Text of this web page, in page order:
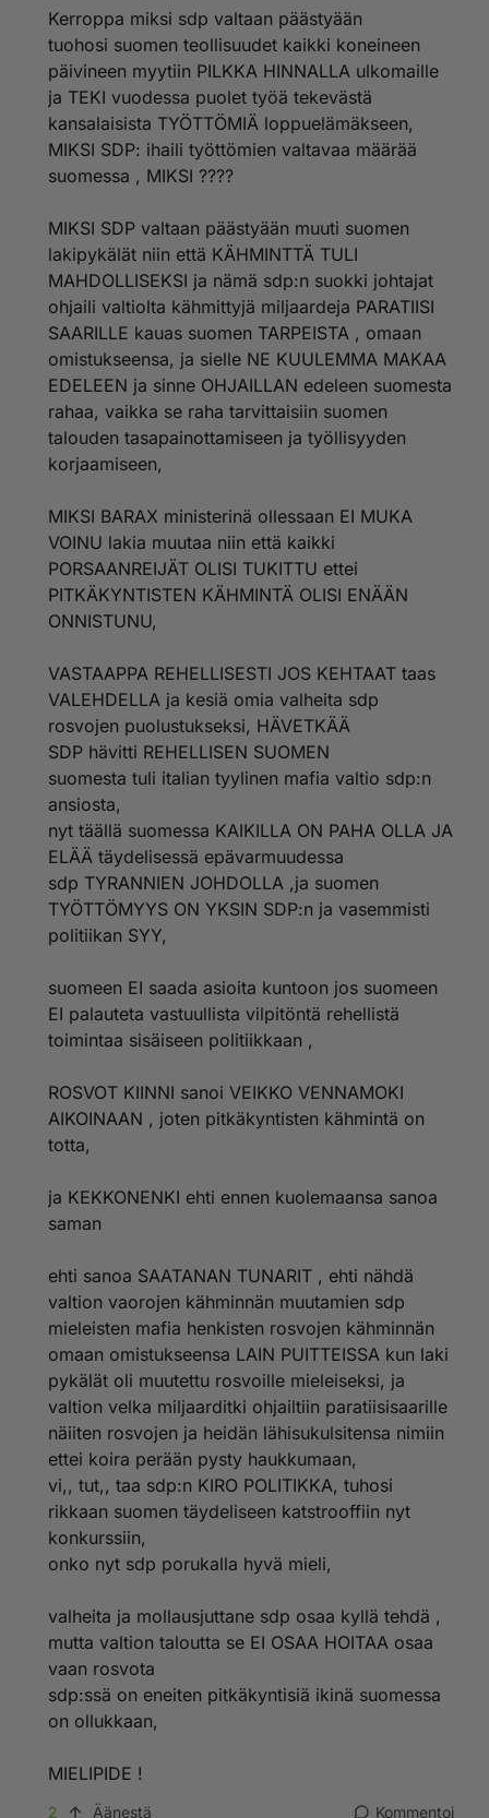
vappupuheen. Kuin lapsen kirje joulupukille.
Puolueemme tahtoo.. puolueemme tavoittelee.. me
vaadimme... Eikä ainuttakaan lausetta mistä rahat.
Eikä tämä ole mikään parjaus ketään kohtaan, olen
hyvin epäpoliittinen ihminen. Mutta tottakai ihmisiä
ärsyttää kun persu-vm pontevalla äänellä lähes
hampaat irvessä paasaa mitstä on pakko niitä rahoja
nipistää ja saksiakin, ei se ole kenellekään kivaa
kuunneltavaa mutta välttämätöntä.
Kerroppa miksi sdp valtaan päästyään
tuohosi suomen teollisuudet kaikki koneineen
päivineen myytiin PILKKA HINNALLA ulkomaille
ja TEKI vuodessa puolet työä tekevästä
kansalaisista TYÖTTÖMIÄ loppuelämäkseen,
MIKSI SDP: ihaili työttömien valtavaa määrää
suomessa , MIKSI ????
MIKSI SDP valtaan päästyään muuti suomen
lakipykälät niin että KÄHMINTTÄ TULI
MAHDOLLISEKSI ja nämä sdp:n suokki johtajat
ohjaili valtiolta kähmittyjä miljaardeja PARATIISI
SAARILLE kauas suomen TARPEISTA , omaan
omistukseensa, ja sielle NE KUULEMMA MAKAA
EDELEEN ja sinne OHJAILLAN edeleen suomesta
rahaa, vaikka se raha tarvittaisiin suomen
talouden tasapainottamiseen ja työllisyyden
korjaamiseen,
MIKSI BARAX ministerinä ollessaan EI MUKA
VOINU lakia muutaa niin että kaikki
PORSAANREIJÄT OLISI TUKITTU ettei
PITKÄKYNTISTEN KÄHMINTÄ OLISI ENÄÄN
ONNISTUNU,
VASTAAPPA REHELLISESTI JOS KEHTAAT taas
VALEHDELLA ja kesiä omia valheita sdp
rosvojen puolustukseksi, HÄVETKÄÄ
SDP hävitti REHELLISEN SUOMEN
suomesta tuli italian tyylinen mafia valtio sdp:n
ansiosta,
nyt täällä suomessa KAIKILLA ON PAHA OLLA JA
ELÄÄ täydelisessä epävarmuudessa
sdp TYRANNIEN JOHDOLLA ,ja suomen
TYÖTTÖMYYS ON YKSIN SDP:n ja vasemmisti
politiikan SYY,
suomeen EI saada asioita kuntoon jos suomeen
EI palauteta vastuullista vilpitöntä rehellistä
toimintaa sisäiseen politiikkaan ,
ROSVOT KIINNI sanoi VEIKKO VENNAMOKI
AIKOINAAN , joten pitkäkyntisten kähmintä on
totta,
ja KEKKONENKI ehti ennen kuolemaansa sanoa
saman
ehti sanoa SAATANAN TUNARIT , ehti nähdä
valtion vaorojen kähminnän muutamien sdp
mieleisten mafia henkisten rosvojen kähminnän
omaan omistukseensa LAIN PUITTEISSA kun laki
pykälät oli muutettu rosvoille mieleiseksi, ja
valtion velka miljaarditki ohjailtiin paratiisisaarille
näiiten rosvojen ja heidän lähisukulsitensa nimiin
ettei koira perään pysty haukkumaan,
vi,, tut,, taa sdp:n KIRO POLITIKKA, tuhosi
rikkaan suomen täydeliseen katstrooffiin nyt
konkurssiin,
onko nyt sdp porukalla hyvä mieli,
valheita ja mollausjuttane sdp osaa kyllä tehdä ,
mutta valtion taloutta se EI OSAA HOITAA osaa
vaan rosvota
sdp:ssä on eneiten pitkäkyntisiä ikinä suomessa
on ollukkaan,
MIELIPIDE !
2 Äänestä Kommentoi